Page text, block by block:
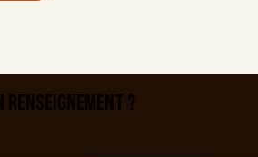
RENSEIGNEMENT ?